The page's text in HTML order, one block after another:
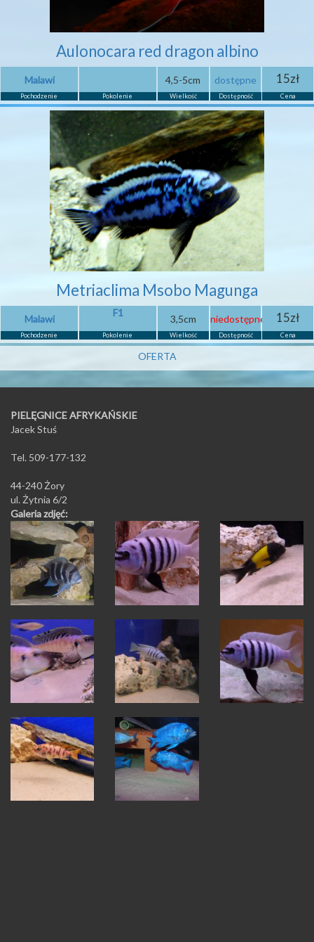
Aulonocara red dragon albino
Malawi
Pochodzenie Pokolenie
4,5-5cm
Wielkość
dostępne
Dostępność
15zł
Cena
Metriaclima Msobo Magunga
Malawi
Pochodzenie
F1
Pokolenie
3,5cm
Wielkość
niedostępne
Dostępność
15zł
Cena
OFERTA
PIELĘGNICE AFRYKAŃSKIE
Jacek Stuś
Tel. 509-177-132
44-240 Żory
ul. Żytnia 6/2
Galeria zdjęć: